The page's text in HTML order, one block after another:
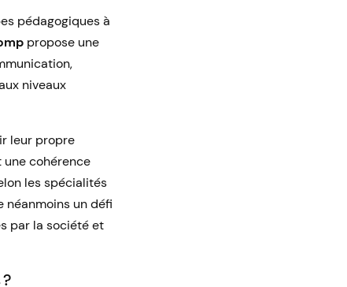
pédagogiques à
propose une
niveaux
leur propre
cohérence
les spécialités
néanmoins un défi
par la société et